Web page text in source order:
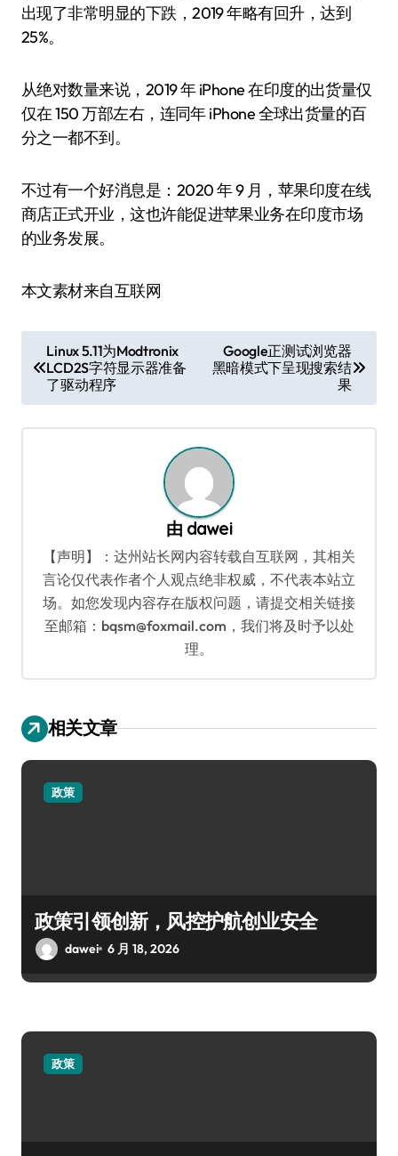
出现了非常明显的下跌，2019 年略有回升，达到
25%。
从绝对数量来说，2019 年 iPhone 在印度的出货量仅
仅在 150 万部左右，连同年 iPhone 全球出货量的百
分之一都不到。
不过有一个好消息是：2020 年 9 月，苹果印度在线
商店正式开业，这也许能促进苹果业务在印度市场
的业务发展。
本文素材来自互联网
章
导
航
Linux 5.11为Modtronix
LCD2S字符显示器准备
了驱动程序
Google正测试浏览器
黑暗模式下呈现搜索结
果
由 dawei
【声明】：达州站长网内容转载自互联网，其相关
言论仅代表作者个人观点绝非权威，不代表本站立
场。如您发现内容存在版权问题，请提交相关链接
至邮箱：bqsm@foxmail.com，我们将及时予以处
理。
相关文章
政策
政策引领创新，风控护航创业安全
dawei 6 月 18, 2026
政策